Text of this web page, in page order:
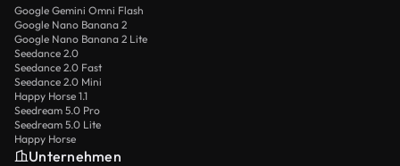
Google Gemini Omni Flash
Google Nano Banana 2
Google Nano Banana 2 Lite
Seedance 2.0
Seedance 2.0 Fast
Seedance 2.0 Mini
Happy Horse 1.1
Seedream 5.0 Pro
Seedream 5.0 Lite
Happy Horse
Unternehmen